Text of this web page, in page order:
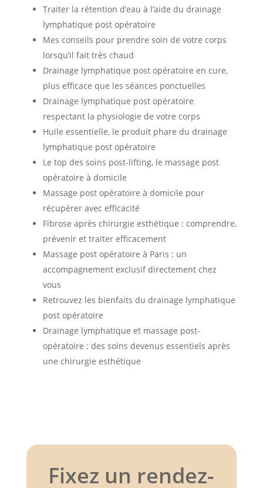
Traiter la rétention d’eau à l’aide du drainage
lymphatique post opératoire
Mes conseils pour prendre soin de votre corps
lorsqu’il fait très chaud
Drainage lymphatique post opératoire en cure,
plus efficace que les séances ponctuelles
Drainage lymphatique post opératoire
respectant la physiologie de votre corps
Huile essentielle, le produit phare du drainage
lymphatique post opératoire
Le top des soins post-lifting, le massage post
opératoire à domicile
Massage post opératoire à domicile pour
récupérer avec efficacité
Fibrose après chirurgie esthétique : comprendre,
prévenir et traiter efficacement
Massage post opératoire à Paris : un
accompagnement exclusif directement chez
vous
Retrouvez les bienfaits du drainage lymphatique
post opératoire
Drainage lymphatique et massage post-
opératoire : des soins devenus essentiels après
une chirurgie esthétique
Fixez un rendez-